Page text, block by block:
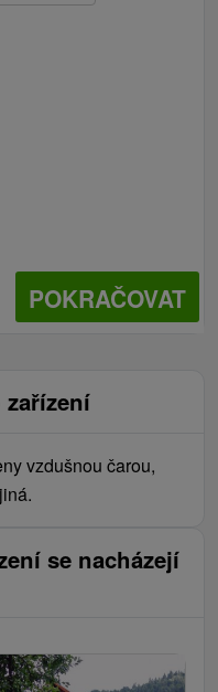
POKRAČOVAT
zařízení
vzdušnou čarou,
se nacházejí